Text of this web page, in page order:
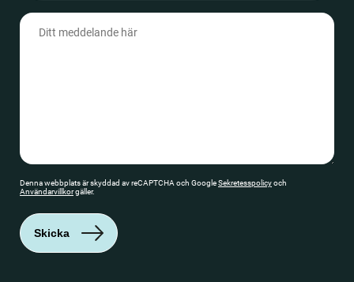
Meddelande
(Obligatoriskt)
Denna webbplats är skyddad av reCAPTCHA och GoogleSekretesspolicyoch
Användarvillkorgäller.
Skicka